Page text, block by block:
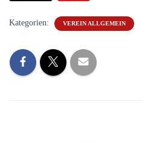
Kategorien: VEREIN ALLGEMEIN